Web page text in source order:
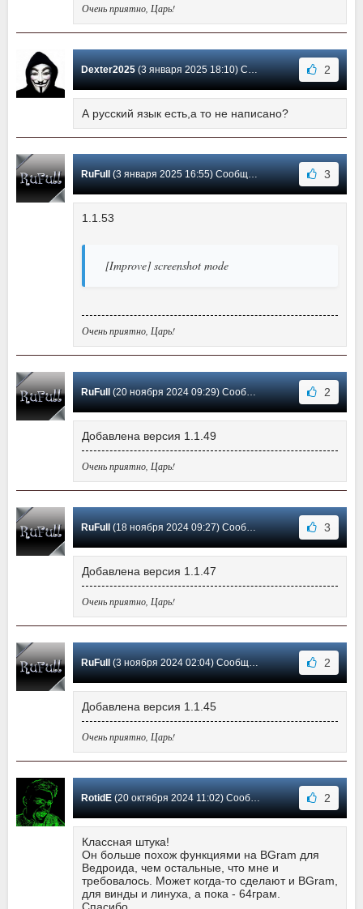
Очень приятно, Царь!
Dexter2025(3 января 2025 18:10) Сообщение #29 2
А русский язык есть,а то не написано?
RuFull(3 января 2025 16:55) Сообщение #28 3
1.1.53
[Improve] screenshot mode
Очень приятно, Царь!
RuFull(20 ноября 2024 09:29) Сообщение #27 2
Добавлена версия 1.1.49
Очень приятно, Царь!
RuFull(18 ноября 2024 09:27) Сообщение #26 3
Добавлена версия 1.1.47
Очень приятно, Царь!
RuFull(3 ноября 2024 02:04) Сообщение #25 2
Добавлена версия 1.1.45
Очень приятно, Царь!
RotidE(20 октября 2024 11:02) Сообщение #24 2
Классная штука!
Он больше похож функциями на BGram для
Ведроида, чем остальные, что мне и
требовалось. Может когда-то сделают и BGram,
для винды и линуха, а пока - 64грам.
Спасибо.